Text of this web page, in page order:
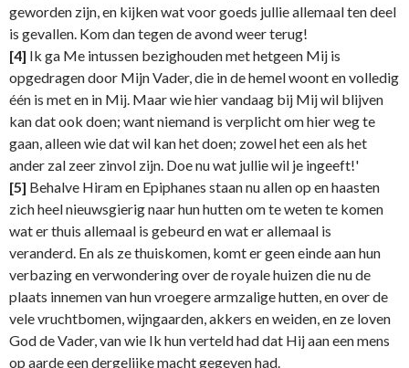
geworden zijn, en kijken wat voor goeds jullie allemaal ten deel
is gevallen. Kom dan tegen de avond weer terug!
[4] Ik ga Me intussen bezighouden met hetgeen Mij is
opgedragen door Mijn Vader, die in de hemel woont en volledig
één is met en in Mij. Maar wie hier vandaag bij Mij wil blijven
kan dat ook doen; want niemand is verplicht om hier weg te
gaan, alleen wie dat wil kan het doen; zowel het een als het
ander zal zeer zinvol zijn. Doe nu wat jullie wil je ingeeft!'
[5] Behalve Hiram en Epiphanes staan nu allen op en haasten
zich heel nieuwsgierig naar hun hutten om te weten te komen
wat er thuis allemaal is gebeurd en wat er allemaal is
veranderd. En als ze thuiskomen, komt er geen einde aan hun
verbazing en verwondering over de royale huizen die nu de
plaats innemen van hun vroegere armzalige hutten, en over de
vele vruchtbomen, wijngaarden, akkers en weiden, en ze loven
God de Vader, van wie Ik hun verteld had dat Hij aan een mens
op aarde een dergelijke macht gegeven had.